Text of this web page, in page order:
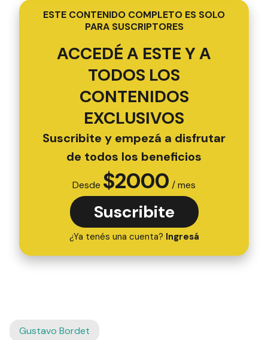
ESTE CONTENIDO COMPLETO ES SOLO
PARA SUSCRIPTORES
ACCEDÉ A ESTE Y A
TODOS LOS
CONTENIDOS
EXCLUSIVOS
Suscribite y empezá a disfrutar
de todos los beneficios
Desde $2000 / mes
Suscribite
¿Ya tenés una cuenta? Ingresá
Gustavo Bordet